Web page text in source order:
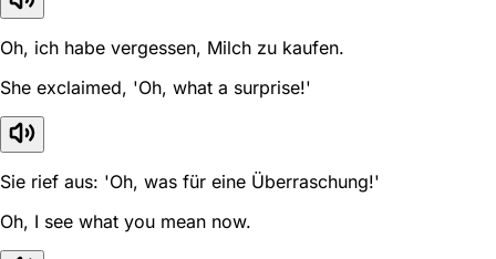
Oh, ich habe vergessen, Milch zu kaufen.
She exclaimed, 'Oh, what a surprise!'
Sie rief aus: 'Oh, was für eine Überraschung!'
Oh, I see what you mean now.